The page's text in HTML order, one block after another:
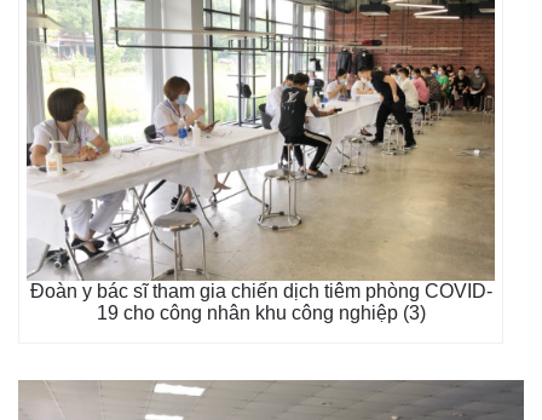
Đoàn y bác sĩ tham gia chiến dịch tiêm phòng COVID-
19 cho công nhân khu công nghiệp (3)